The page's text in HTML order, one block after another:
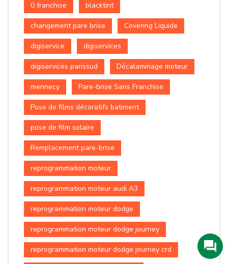
0 franchise blacktint
changement pare brise Covering Liquide
digiservice digiservices
digiservices parissud Décalaminage moteur
mennecy Pare-brise Sans Franchise
Pose de films décoratifs batiment
pose de film solaire
Remplacement pare-brise
reprogrammation moteur
reprogrammation moteur audi A3
reprogrammation moteur dodge
reprogrammation moteur dodge journey
reprogrammation moteur dodge journey crd